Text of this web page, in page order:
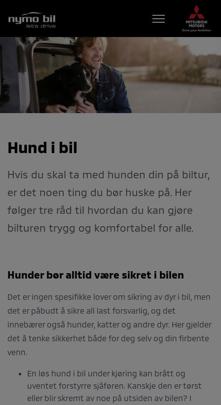
BILER
KAMPANJER
VERKSTED
TIPS OG RÅD
KONTAKT
MIN BIL
Hund i bil
Hvis du skal ta med hunden din på biltur,
er det noen ting du bør huske på. Her
følger tre råd til hvordan du kan gjøre
bilturen trygg og komfortabel for alle.
Hunder bør alltid være sikret i bilen
Det er ingen spesifikke lover om sikring av dyr i bil, men
det er påbudt å sikre all last forsvarlig, og det
innebærer også hunder, katter og andre dyr. Her gjelder
det å tenke sikkerhet både for deg selv og din firbente
venn.
En løs hund i bil under kjøring kan brått og
uventet forstyrre sjåføren. Kanskje den er tørst
eller blir skremt av noe på utsiden av bilen? I